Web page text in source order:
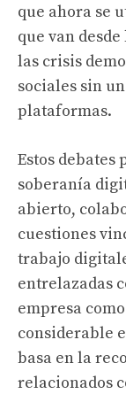
que ahora se
que van
las crisis
sociales sin
plataformas.
Estos debates
soberanía
abierto,
cuestiones
trabajo
entrelazadas
empresa
considerable
basa en la
relacionados